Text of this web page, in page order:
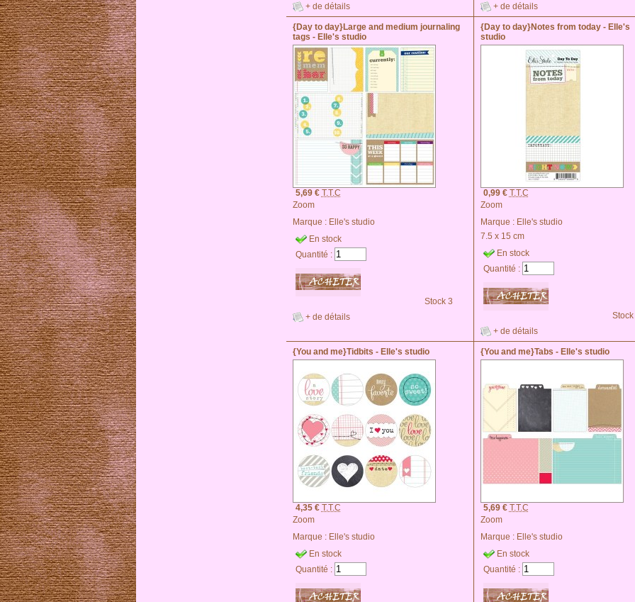
+ de détails
+ de détails
{Day to day}Large and medium journaling
tags - Elle's studio
5,69 € T.T.C
Zoom
Marque : Elle's studio
En stock
Quantité :
Stock 3
+ de détails
{Day to day}Notes from today - Elle's
studio
0,99 € T.T.C
Zoom
Marque : Elle's studio
7.5 x 15 cm
En stock
Quantité :
Stock
+ de détails
{You and me}Tidbits - Elle's studio
4,35 € T.T.C
Zoom
Marque : Elle's studio
En stock
Quantité :
{You and me}Tabs - Elle's studio
5,69 € T.T.C
Zoom
Marque : Elle's studio
En stock
Quantité :